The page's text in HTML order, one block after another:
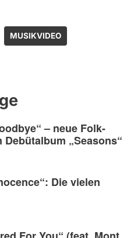
MUSIKVIDEO
– neue Folk-
„Seasons“
Die vielen